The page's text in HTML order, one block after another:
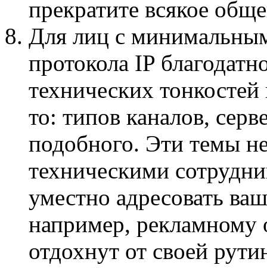
прекратите всякое
Для лиц с
протокола IP
технических
то: типов каналов,
подобного. Эти темы
техническими
уместно адресовать
например, рекламному
отдохнут от своей